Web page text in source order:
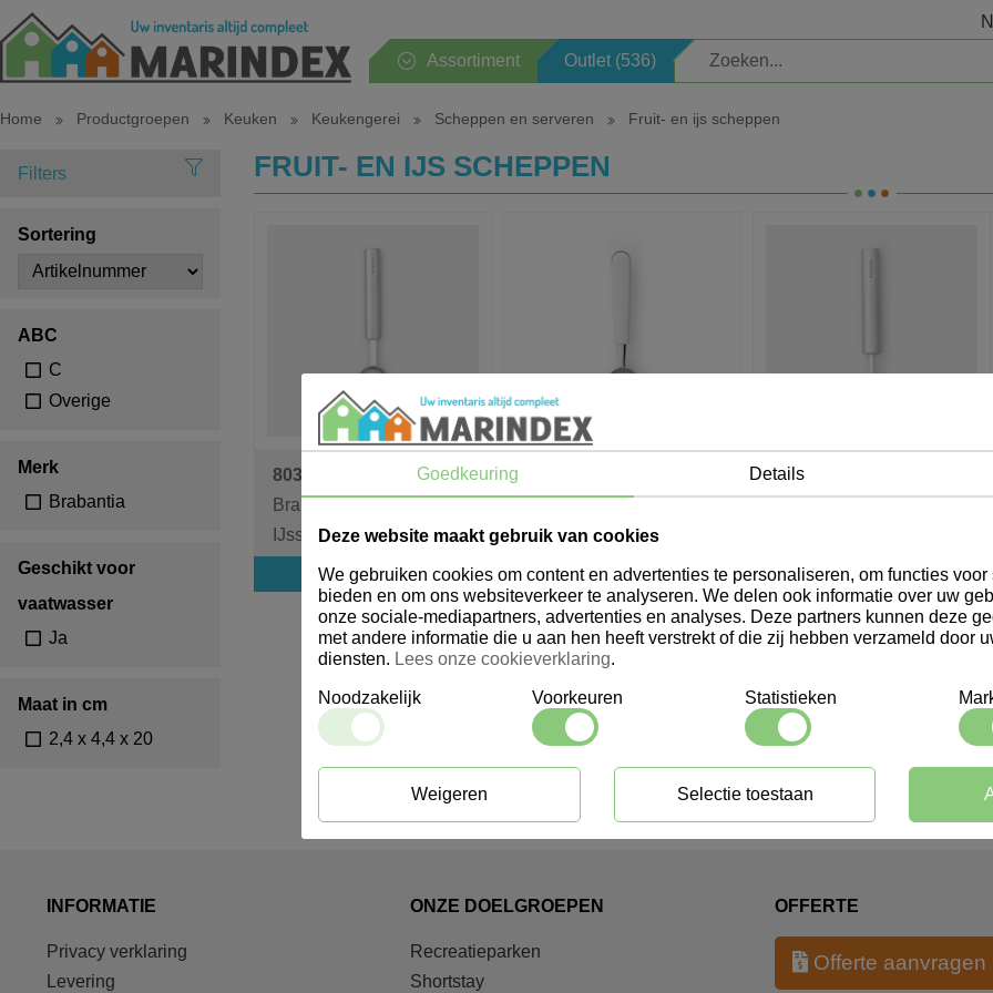
Assortiment Outlet (536)
Home Productgroepen Keuken Keukengerei Scheppen en serveren Fruit- en ijs scheppen
Filters
Sortering
ABC
C
Overige
Merk
Brabantia
Geschikt voor
vaatwasser
Ja
Maat in cm
2,4 x 4,4 x 20
FRUIT- EN IJS SCHEPPEN
803073
Brabantia Profile Line
IJsschep
Login voor prijs
IJsschep
Login voor prijs
905451
Login voor prijs
INFORMATIE
Privacy verklaring
Levering
ONZE DOELGROEPEN
Recreatieparken
Shortstay
OFFERTE
Offerte aanvragen
Huishouden
Slaapkamer
Kinderartikelen
Welkomstpakket
Decoratie
Sauna
Zoeken op merk
Schoonmaken
Goedkeuring Details
Deze website maakt gebruik van cookies
We gebruiken cookies om content en advertenties te personaliseren, om functies
bieden en om ons websiteverkeer te analyseren. We delen ook informatie over uw
onze sociale-mediapartners, advertenties en analyses. Deze partners kunnen deze
met andere informatie die u aan hen heeft verstrekt of die zij hebben verzameld door
diensten. Lees onze cookieverklaring.
Noodzakelijk Voorkeuren Statistieken
Weigeren Selectie toestaan